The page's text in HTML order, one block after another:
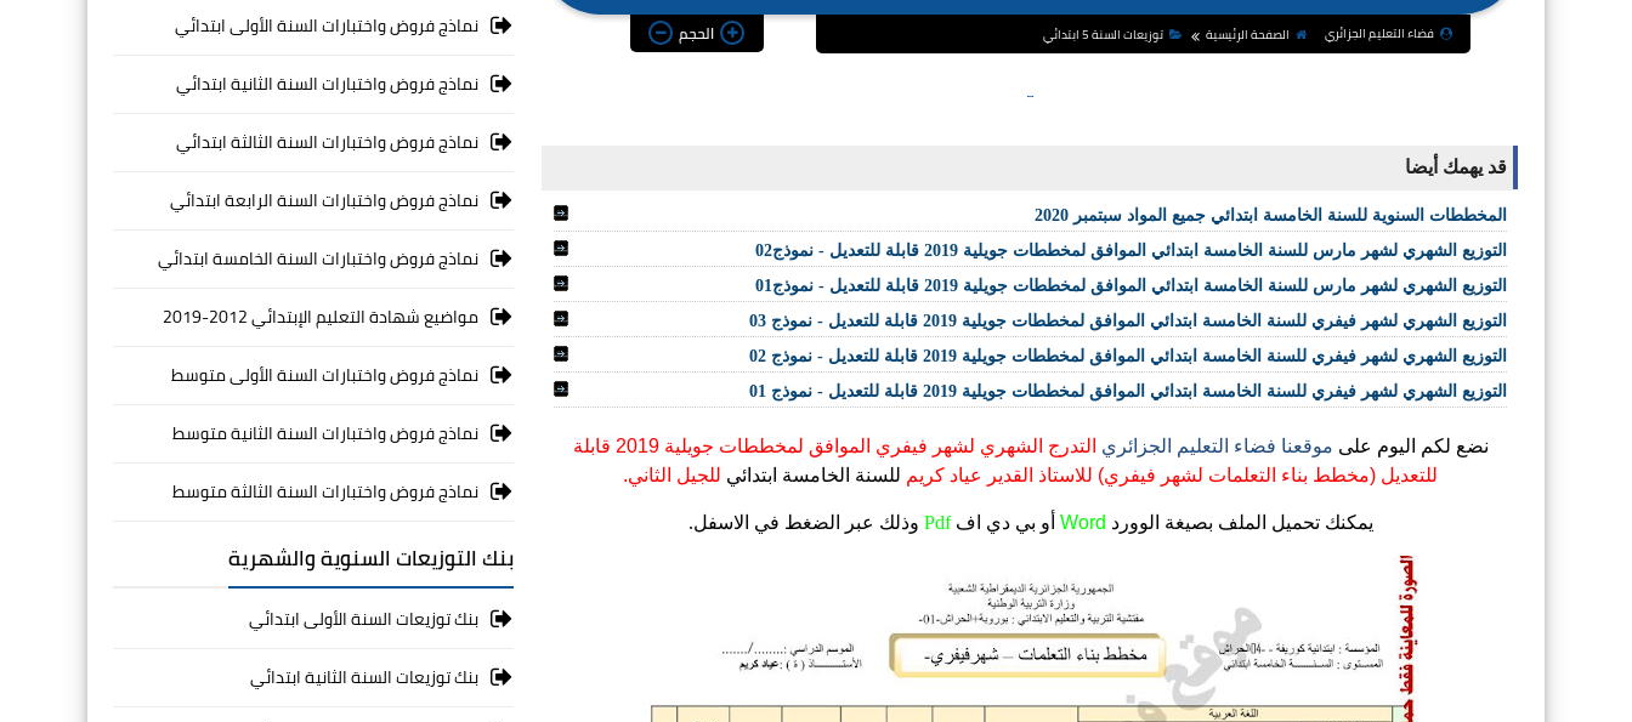
فضاء التعليم الجزائري الصفحة الرئيسية توزيعات السنة 5 ابتدائي الحجم
قد يهمك أيضا
المخططات السنوية للسنة الخامسة ابتدائي جميع المواد سبتمبر 2020
التوزيع الشهري لشهر مارس للسنة الخامسة ابتدائي الموافق لمخططات جويلية 2019 قابلة للتعديل - نموذج02
التوزيع الشهري لشهر مارس للسنة الخامسة ابتدائي الموافق لمخططات جويلية 2019 قابلة للتعديل - نموذج01
التوزيع الشهري لشهر فيفري للسنة الخامسة ابتدائي الموافق لمخططات جويلية 2019 قابلة للتعديل - نموذج 03
التوزيع الشهري لشهر فيفري للسنة الخامسة ابتدائي الموافق لمخططات جويلية 2019 قابلة للتعديل - نموذج 02
التوزيع الشهري لشهر فيفري للسنة الخامسة ابتدائي الموافق لمخططات جويلية 2019 قابلة للتعديل - نموذج 01
نضع لكم اليوم على موقعنا فضاء التعليم الجزائري
التدرج الشهري لشهر فيفري الموافق لمخططات جويلية 2019 قابلة
للتعديل (مخطط بناء التعلمات لشهر فيفري) للاستاذ القدير عياد كريم للسنة الخامسة ابتدائي للجيل الثاني.
يمكنك تحميل الملف بصيغة الوورد Word أو بي دي افPdf وذلك عبر الضغط في الاسفل.
نماذج فروض واختبارات السنة الأولى ابتدائي
نماذج فروض واختبارات السنة الثانية ابتدائي
نماذج فروض واختبارات السنة الثالثة ابتدائي
نماذج فروض واختبارات السنة الرابعة ابتدائي
نماذج فروض واختبارات السنة الخامسة ابتدائي
مواضيع شهادة التعليم الإبتدائي 2012-2019
نماذج فروض واختبارات السنة الأولى متوسط
نماذج فروض واختبارات السنة الثانية متوسط
نماذج فروض واختبارات السنة الثالثة متوسط
بنك التوزيعات السنوية والشهرية
بنك توزيعات السنة الأولى ابتدائي
بنك توزيعات السنة الثانية ابتدائي